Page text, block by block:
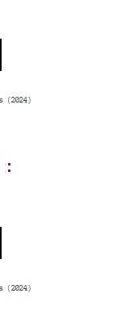
(2024)
:
(2024)